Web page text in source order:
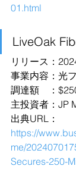
01.html
LiveOak
リリース：
事業内容：光
調達額　：
主投資者：JP
出典URL：
https://
me/
Secures-250-